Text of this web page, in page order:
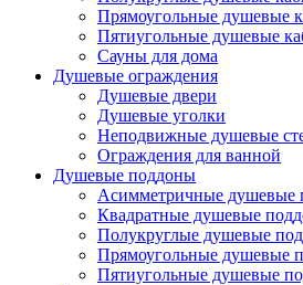
Прямоугольные душевые
Пятиугольные душевые
Сауны для дома
Душевые ограждения
Душевые двери
Душевые уголки
Неподвижные душевые
Ограждения для ванной
Душевые поддоны
Асимметричные душевые
Квадратные душевые
Полукруглые душевые
Прямоугольные душевые
Пятиугольные душевые